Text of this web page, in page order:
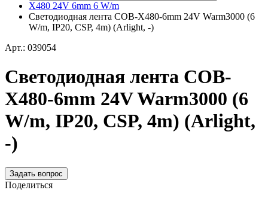
X480 24V 6mm 6 W/m
Светодиодная лента COB-X480-6mm 24V Warm3000 (6
W/m, IP20, CSP, 4m) (Arlight, -)
Арт.: 039054
Светодиодная лента COB-
X480-6mm 24V Warm3000 (6
W/m, IP20, CSP, 4m) (Arlight,
-)
Задать вопрос
Поделиться